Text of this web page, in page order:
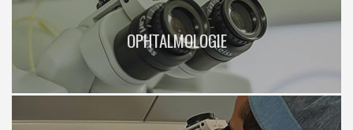
OPHTALMOLOGIE